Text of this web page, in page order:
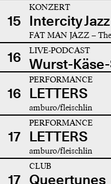
15
KONZERT
Intercity
FAT MAN JAZZ –
16 LIVE-PODCAST
Wurst-
16
PERFORMANCE
LETTERS
amburo/fleischlin
17
PERFORMANCE
LETTERS
amburo/fleischlin
17
CLUB
Queertunes